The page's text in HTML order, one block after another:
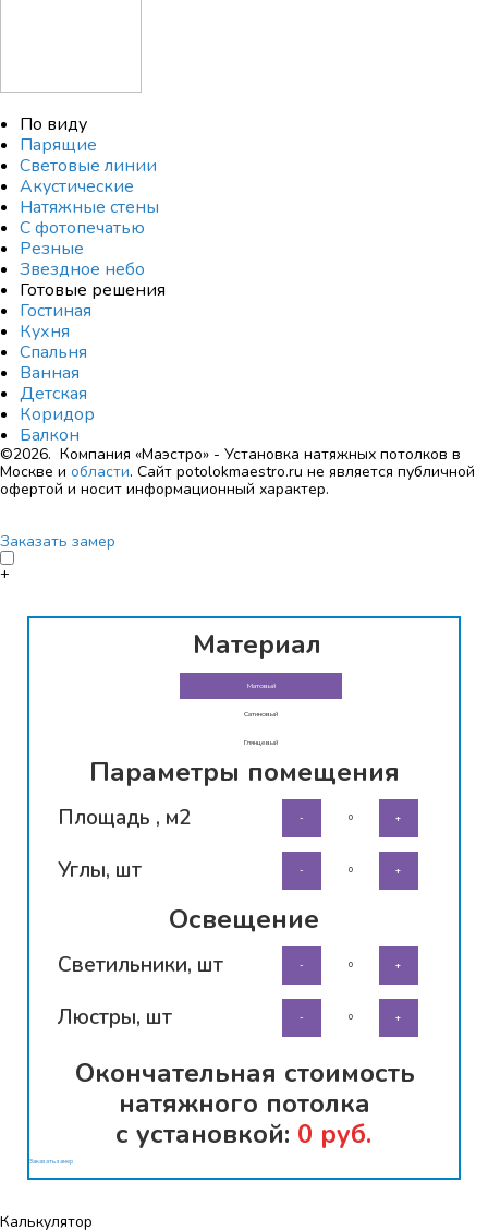
По виду
Парящие
Световые линии
Акустические
Натяжные стены
С фотопечатью
Резные
Звездное небо
Готовые решения
Гостиная
Кухня
Спальня
Ванная
Детская
Коридор
Балкон
©2026. Компания «Маэстро» - Установка натяжных потолков в
Москве и области. Сайт potolokmaestro.ru не является публичной
офертой и носит информационный характер.
Заказать замер
+
Материал
Матовый
Сатиновый
Глянцевый
Параметры помещения
Площадь , м2 +
-
Углы, шт +
-
Освещение
Светильники, шт +
-
Люстры, шт +
-
Окончательная стоимость
натяжного потолка
с установкой: 0 руб.
Заказать замер
Калькулятор